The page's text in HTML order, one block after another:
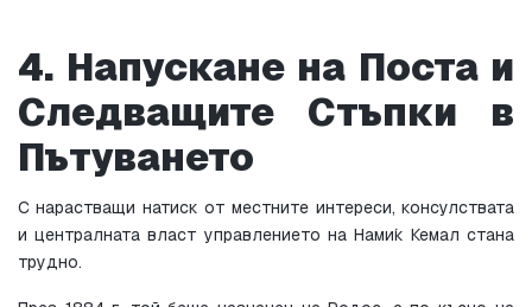
4. Напускане на Поста и
Следващите Стъпки в
Пътуването
С нарастващи натиск от местните интереси, консулствата
и централната власт управлението на Нами́к Кемал стана
трудно.